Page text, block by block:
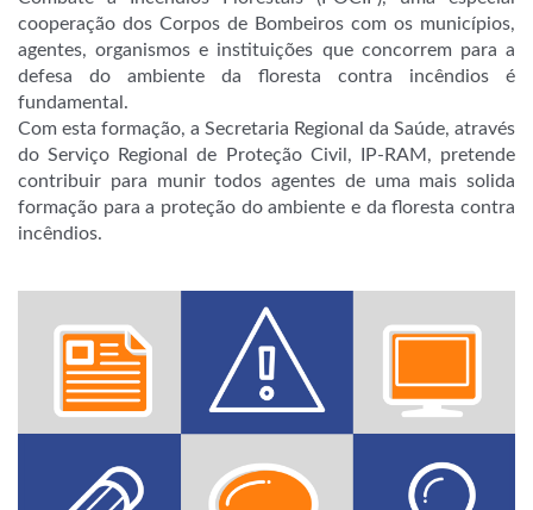
cooperação dos Corpos de Bombeiros com os municípios,
agentes, organismos e instituições que concorrem para a
defesa do ambiente da floresta contra incêndios é
fundamental.
Com esta formação, a Secretaria Regional da Saúde, através
do Serviço Regional de Proteção Civil, IP-RAM, pretende
contribuir para munir todos agentes de uma mais solida
formação para a proteção do ambiente e da floresta contra
incêndios.